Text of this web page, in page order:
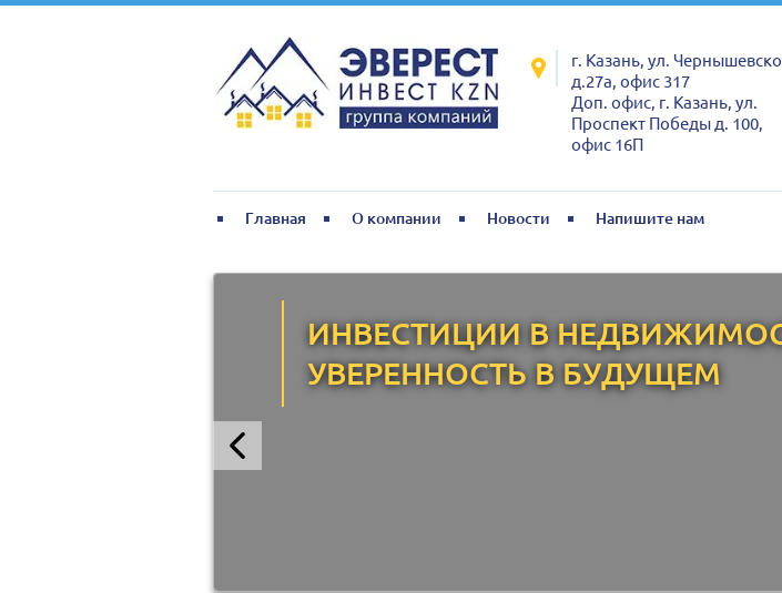
г. Казань, ул.
д.27а, офис 317
Доп. офис, г. Казань, ул.
Проспект Победы д. 100,
офис 16П
Главная О компании Новости Напишите нам
ИНВЕСТИЦИИ В
УВЕРЕННОСТЬ В БУДУЩЕМ